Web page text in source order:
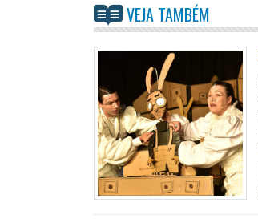
VEJA TAMBÉM